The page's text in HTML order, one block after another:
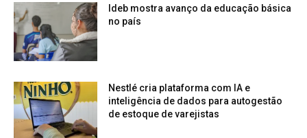
Ideb mostra avanço da educação básica
no país
Nestlé cria plataforma com IA e
inteligência de dados para autogestão
de estoque de varejistas